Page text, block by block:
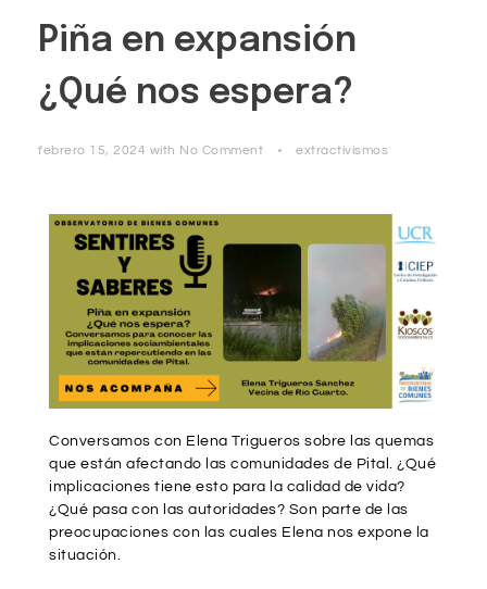
Piña en expansión
¿Qué nos espera?
febrero 15, 2024 with No Comment extractivismos
Conversamos con Elena Trigueros sobre las quemas
que están afectando las comunidades de Pital. ¿Qué
implicaciones tiene esto para la calidad de vida?
¿Qué pasa con las autoridades? Son parte de las
preocupaciones con las cuales Elena nos expone la
situación.